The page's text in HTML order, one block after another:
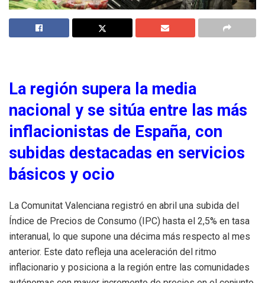
La región supera la media
nacional y se sitúa entre las más
inflacionistas de España, con
subidas destacadas en servicios
básicos y ocio
La Comunitat Valenciana registró en abril una subida del
Índice de Precios de Consumo (IPC) hasta el 2,5% en tasa
interanual, lo que supone una décima más respecto al mes
anterior. Este dato refleja una aceleración del ritmo
inflacionario y posiciona a la región entre las comunidades